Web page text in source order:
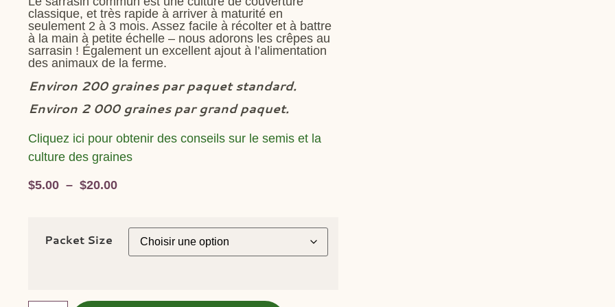
classique, et très rapide à arriver à maturité en
seulement 2 à 3 mois. Assez facile à récolter et à battre
à la main à petite échelle – nous adorons les crêpes au
sarrasin ! Également un excellent ajout à l’alimentation
des animaux de la ferme.
Environ 200 graines par paquet standard.
Environ 2 000 graines par grand paquet.
Cliquez ici pour obtenir des conseils sur le semis et la
culture des graines
$5.00 – $20.00
Packet Size